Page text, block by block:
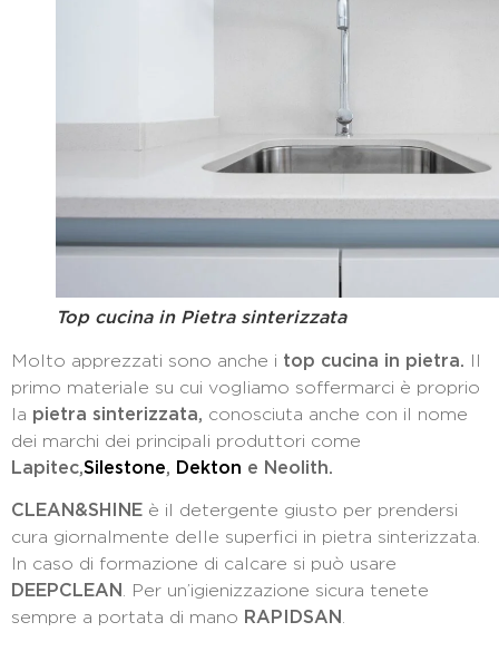
Top cucina in Pietra sinterizzata
Molto apprezzati sono anche i top cucina in pietra. Il
primo materiale su cui vogliamo soffermarci è proprio
la pietra sinterizzata, conosciuta anche con il nome
dei marchi dei principali produttori come
Lapitec,Silestone, Dekton e Neolith.
CLEAN&SHINE è il detergente giusto per prendersi
cura giornalmente delle superfici in pietra sinterizzata.
In caso di formazione di calcare si può usare
DEEPCLEAN
. Per un’igienizzazione sicura tenete
sempre a portata di mano RAPIDSAN